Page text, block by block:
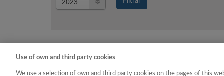
Año
Use of own and third party cookies
We use a selection of own and third party cookies on the pages of this